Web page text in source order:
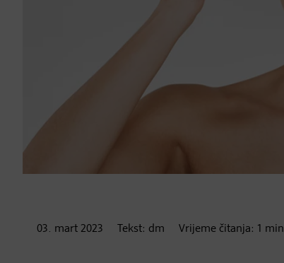
03. mart 2023 Tekst: dm Vrijeme čitanja: 1 min